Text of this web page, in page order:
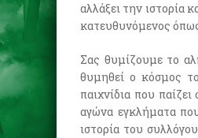
αλλάξει την ιστορία
κατευθυνόμενος
Σας θυμίζουμε το
θυμηθεί ο κόσμος
παιχνίδια που
αγώνα εγκλήματα
ιστορία του